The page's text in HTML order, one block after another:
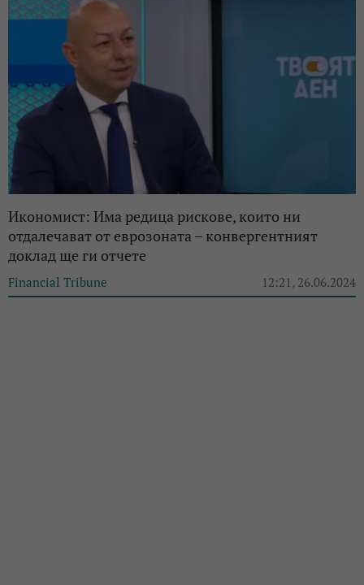
Икономист: Има редица рискове, които ни
отдалечават от еврозоната – конвергентният
доклад ще ги отчете
Financial Tribune 12:21, 26.06.2024